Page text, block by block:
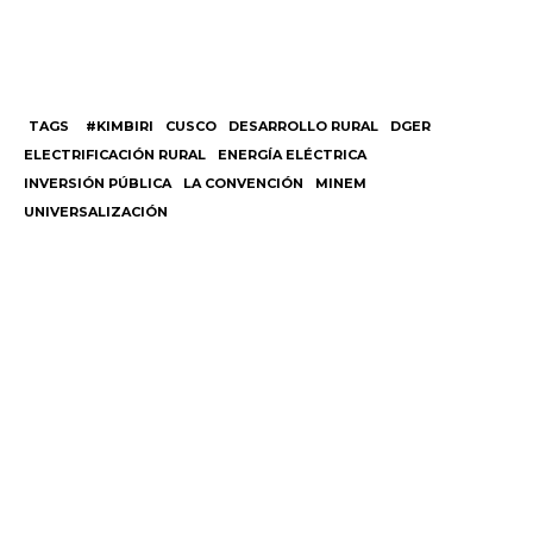
TAGS #KIMBIRI CUSCO DESARROLLO RURAL
DGER
ELECTRIFICACIÓN RURAL
ENERGÍA ELÉCTRICA
INVERSIÓN PÚBLICA
LA CONVENCIÓN
MINEM
UNIVERSALIZACIÓN